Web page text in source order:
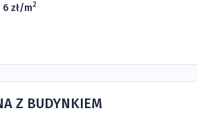
6 zł/m2
Z BUDYNKIEM